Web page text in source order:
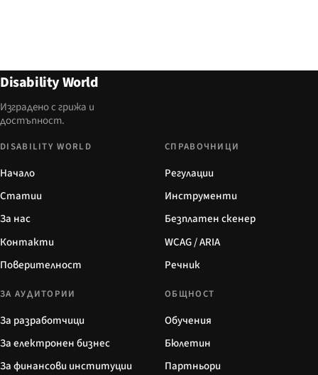
Disability World
Изградено с грижа и
достъпност.
DISABILITY WORLD
Начало
Статии
За нас
Контакти
Поверителност
СПРАВОЧНИЦИ
Регулации
Инструменти
Безплатен скенер
WCAG / ARIA
Речник
ЗА АУДИТОРИИ
За разработчици
За електронен бизнес
За финансови институции
ОБЩНОСТ
Обучения
Бюлетин
Партньори